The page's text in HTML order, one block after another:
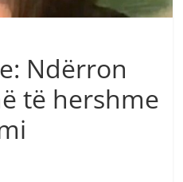
Ndërron
të hershme